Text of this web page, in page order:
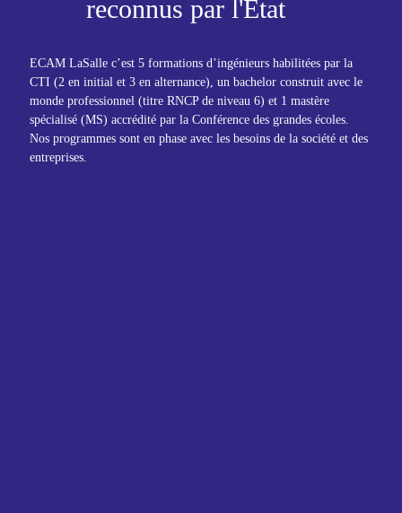
reconnus par l'État
ECAM LaSalle c’est 5 formations d’ingénieurs habilitées par la
CTI (2 en initial et 3 en alternance), un bachelor construit avec le
monde professionnel (titre RNCP de niveau 6) et 1 mastère
spécialisé (MS) accrédité par la Conférence des grandes écoles.
Nos programmes sont en phase avec les besoins de la société et des
entreprises.